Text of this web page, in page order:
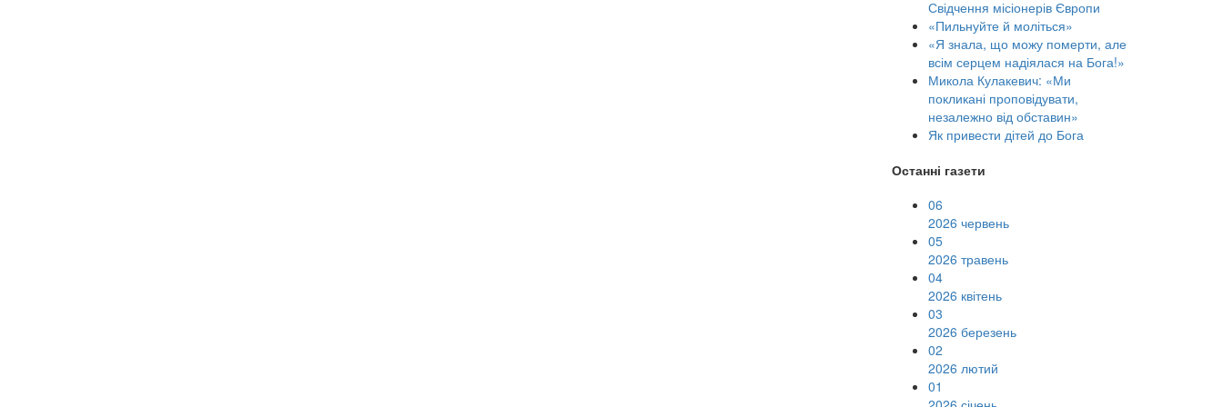
Свідчення місіонерів Європи
«Пильнуйте й моліться»
«Я знала, що можу померти, але
всім серцем надіялася на Бога!»
Микола Кулакевич: «Ми
покликані проповідувати,
незалежно від обставин»
Як привести дітей до Бога
Останні газети
06
2026 червень
05
2026 травень
04
2026 квітень
03
2026 березень
02
2026 лютий
01